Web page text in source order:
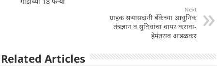
p o Next
ग्राहक सभासदांनी बँकेच्या आधुनिक
तंत्रज्ञान व सुविधांचा वापर करावा-
हेमंतराव आडळकर
Related Articles